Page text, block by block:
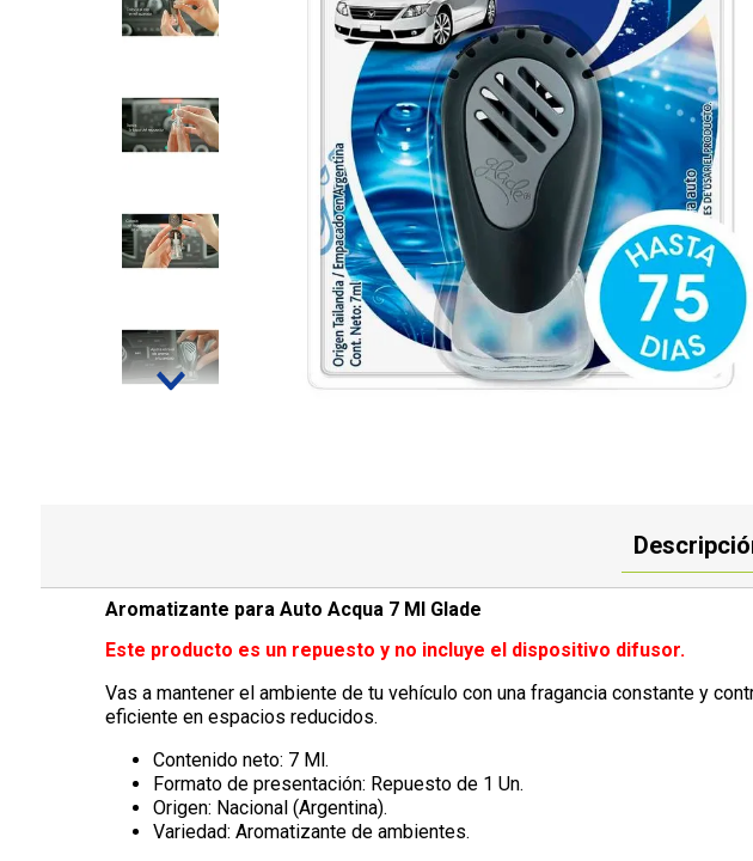
Aromatizante para Auto Acqua 7 Ml Glade
Este producto es un repuesto y no incluye el dispositivo difusor.
Vas a mantener el ambiente de tu vehículo con una fragancia constante y
eficiente en espacios reducidos.
Contenido neto: 7 Ml.
Formato de presentación: Repuesto de 1 Un.
Origen: Nacional (Argentina).
Variedad: Aromatizante de ambientes.